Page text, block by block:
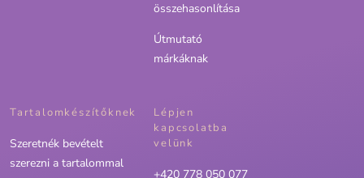
összehasonlítása
Útmutató
márkáknak
Tartalomkészítőknek
Szeretnék bevételt
szerezni a tartalommal
Lépjen
kapcsolatba
velünk
+420 778 050 077